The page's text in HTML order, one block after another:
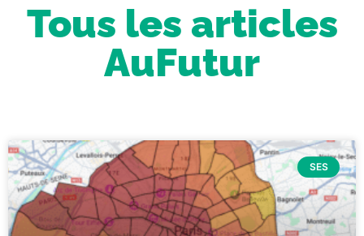
Tous les articles
AuFutur
SES